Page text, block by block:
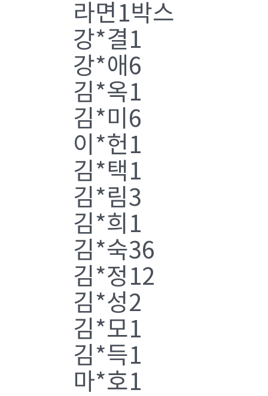
라면1박스
강*결1
강*애6
김*옥1
김*미6
이*헌1
김*택1
김*림3
김*희1
김*숙36
김*정12
김*성2
김*모1
김*득1
마*호1